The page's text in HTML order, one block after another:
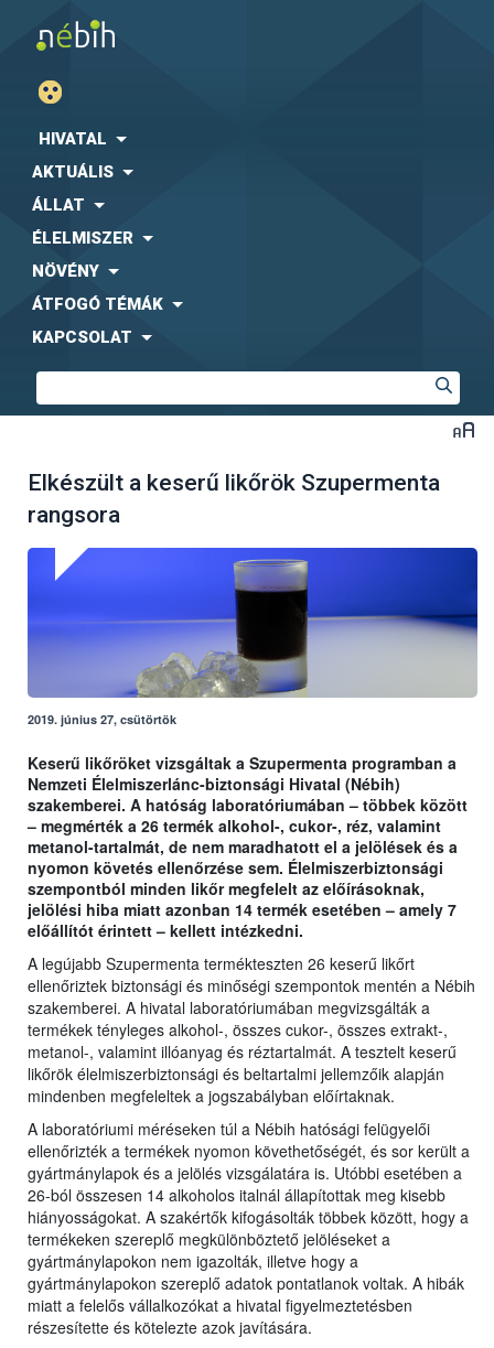
HIVATAL
AKTUÁLIS
ÁLLAT
ÉLELMISZER
NÖVÉNY
ÁTFOGÓ TÉMÁK
KAPCSOLAT
Elkészült a keserű likőrök Szupermenta
rangsora
2019. június 27, csütörtök
Keserű likőröket vizsgáltak a Szupermenta programban a
Nemzeti Élelmiszerlánc-biztonsági Hivatal (Nébih)
szakemberei. A hatóság laboratóriumában – többek között
– megmérték a 26 termék alkohol-, cukor-, réz, valamint
metanol-tartalmát, de nem maradhatott el a jelölések és a
nyomon követés ellenőrzése sem. Élelmiszerbiztonsági
szempontból minden likőr megfelelt az előírásoknak,
jelölési hiba miatt azonban 14 termék esetében – amely 7
előállítót érintett – kellett intézkedni.
A legújabb Szupermenta termékteszten 26 keserű likőrt
ellenőriztek biztonsági és minőségi szempontok mentén a Nébih
szakemberei. A hivatal laboratóriumában megvizsgálták a
termékek tényleges alkohol-, összes cukor-, összes extrakt-,
metanol-, valamint illóanyag és réztartalmát. A tesztelt keserű
likőrök élelmiszerbiztonsági és beltartalmi jellemzőik alapján
mindenben megfeleltek a jogszabályban előírtaknak.
A laboratóriumi méréseken túl a Nébih hatósági felügyelői
ellenőrizték a termékek nyomon követhetőségét, és sor került a
gyártmánylapok és a jelölés vizsgálatára is. Utóbbi esetében a
26-ból összesen 14 alkoholos italnál állapítottak meg kisebb
hiányosságokat. A szakértők kifogásolták többek között, hogy a
termékeken szereplő megkülönböztető jelöléseket a
gyártmánylapokon nem igazolták, illetve hogy a
gyártmánylapokon szereplő adatok pontatlanok voltak. A hibák
miatt a felelős vállalkozókat a hivatal figyelmeztetésben
részesítette és kötelezte azok javítására.